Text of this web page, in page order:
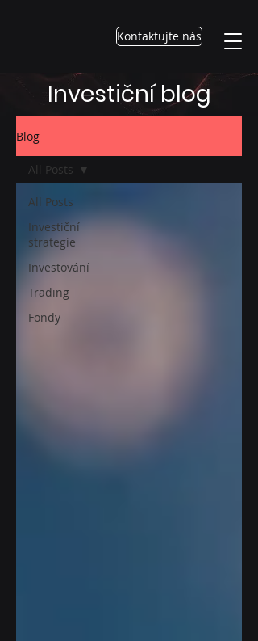
Kontaktujte nás
Investiční blog
Blog
All Posts
Investiční
strategie
Investování
Trading
Fondy
All Posts